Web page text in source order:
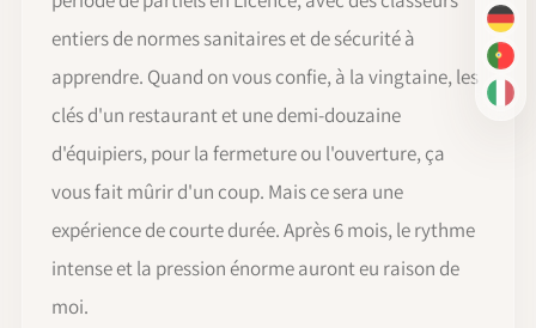
DE
PT-
IT
entiers de normes sanitaires et de sécurité à
apprendre. Quand on vous confie, à la vingtaine, les
clés d'un restaurant et une demi-douzaine
d'équipiers, pour la fermeture ou l'ouverture, ça
vous fait mûrir d'un coup. Mais ce sera une
expérience de courte durée. Après 6 mois, le rythme
intense et la pression énorme auront eu raison de
moi.